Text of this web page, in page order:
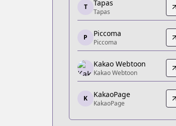
Tapas
https://tapas.io/series/
Piccoma
Piccoma
https://piccoma.com/
Kakao Webtoon
Kakao Webtoon
https://
KakaoPage
KakaoPage
T Tapas
Tapas
P Piccoma
Piccoma
Kakao Webtoon
Kakao Webtoon
K KakaoPage
KakaoPage